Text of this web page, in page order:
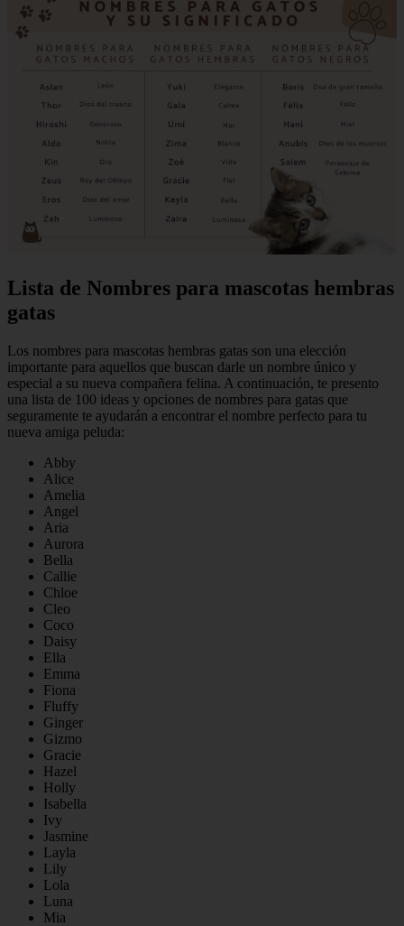
Lista de Nombres para mascotas hembras
gatas
Los nombres para mascotas hembras gatas son una elección
importante para aquellos que buscan darle un nombre único y
especial a su nueva compañera felina. A continuación, te presento
una lista de 100 ideas y opciones de nombres para gatas que
seguramente te ayudarán a encontrar el nombre perfecto para tu
nueva amiga peluda:
Abby
Alice
Amelia
Angel
Aria
Aurora
Bella
Callie
Chloe
Cleo
Coco
Daisy
Ella
Emma
Fiona
Fluffy
Ginger
Gizmo
Gracie
Hazel
Holly
Isabella
Ivy
Jasmine
Layla
Lily
Lola
Luna
Mia